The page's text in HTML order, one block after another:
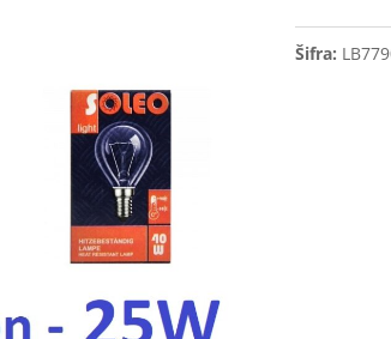
25W
230V,
Šifra: